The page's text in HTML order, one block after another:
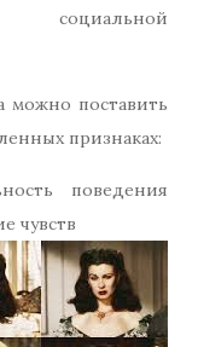
социальной
можно поставить
признаках:
поведения
чувств